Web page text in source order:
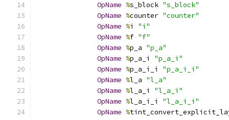
OpName %s_block "s_block"
OpName %counter "counter"
OpName %i "i"
OpName %f "f"
OpName %p_a "p_a"
OpName %p_a_i "p_a_i"
OpName %p_a_i_i "p_a_i_i"
OpName %l_a "l_a"
OpName %l_a_i "l_a_i"
OpName %l_a_i_i "l_a_i_i"
OpName %